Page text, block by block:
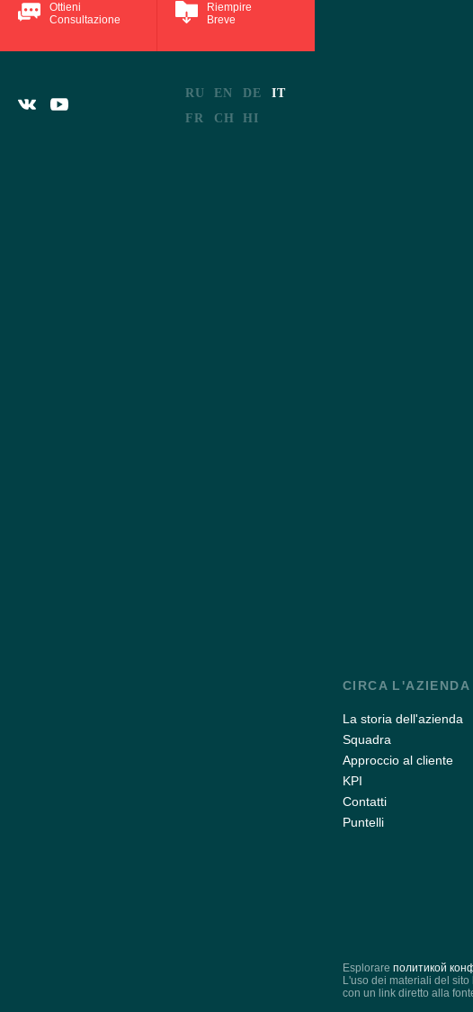
Ottieni
Consultazione
Riempire
Breve
RU EN DE
IT
FR
CH HI
CIRCA L'AZIENDA
La storia dell'azienda
Squadra
Approccio al cliente
KPI
Contatti
Puntelli
Esplorareполитикой
L'uso dei materiali del
con un link diretto alla